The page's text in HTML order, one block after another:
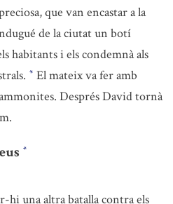
que van encastar a la
de la ciutat un botí
habitants i els condemnà als
* El mateix va fer amb
Després David tornà
*
hi una altra batalla contra els